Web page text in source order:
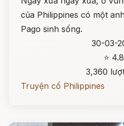
của Philippines có một
Pago sinh sống.
30-03-
⭐ 4.8
3,360
Truyện cổ Philippines